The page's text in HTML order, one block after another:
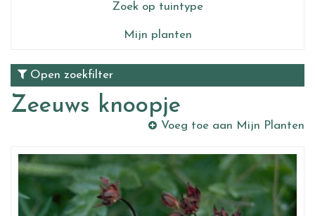
Zoek op tuintype
Mijn planten
Open zoekfilter
Zeeuws knoopje
Voeg toe aan Mijn Planten